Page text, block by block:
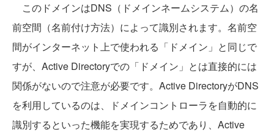
このドメインはDNS（ドメインネームシステム）の名
前空間（名前付け方法）によって識別されます。名前空
間がインターネット上で使われる「ドメイン」と同じで
すが、Active Directoryでの「ドメイン」とは直接的には
関係がないので注意が必要です。Active DirectoryがDNS
を利用しているのは、ドメインコントローラを自動的に
識別するといった機能を実現するためであり、Active